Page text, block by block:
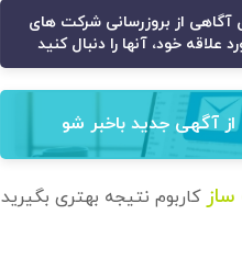
آگاهی از بروزرسانی شرکت های
علاقه خود، آنها را دنبال کنید
از آگهی‌ جدید باخبر شو
کاربوم نتیجه بهتری بگیرید